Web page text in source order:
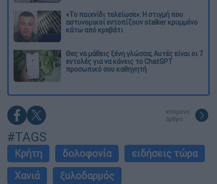
«Το παιχνίδι τελείωσε»: Η στιγμή που
αστυνομικοί εντοπίζουν stalker κρυμμένο
κάτω από κρεβάτι
Θες να μάθεις ξένη γλώσσα; Αυτές είναι οι 7
εντολές για να κάνεις το ChatGPT
προσωπικό σου καθηγητή
επόμενο
άρθρο
#TAGS
Κρήτη δολοφονία
ειδήσεις τώρα
Χανιά
ξυλοδαρμός